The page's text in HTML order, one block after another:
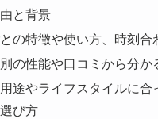
と背景
の特徴や使い方、時刻合
の性能や口コミから分か
途やライフスタイルに合
び方